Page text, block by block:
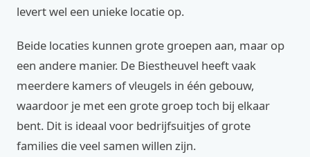
levert wel een unieke locatie op.
Beide locaties kunnen grote groepen aan, maar op
een andere manier. De Biestheuvel heeft vaak
meerdere kamers of vleugels in één gebouw,
waardoor je met een grote groep toch bij elkaar
bent. Dit is ideaal voor bedrijfsuitjes of grote
families die veel samen willen zijn.